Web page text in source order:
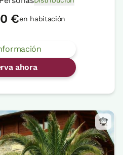
€en habitación
ahora